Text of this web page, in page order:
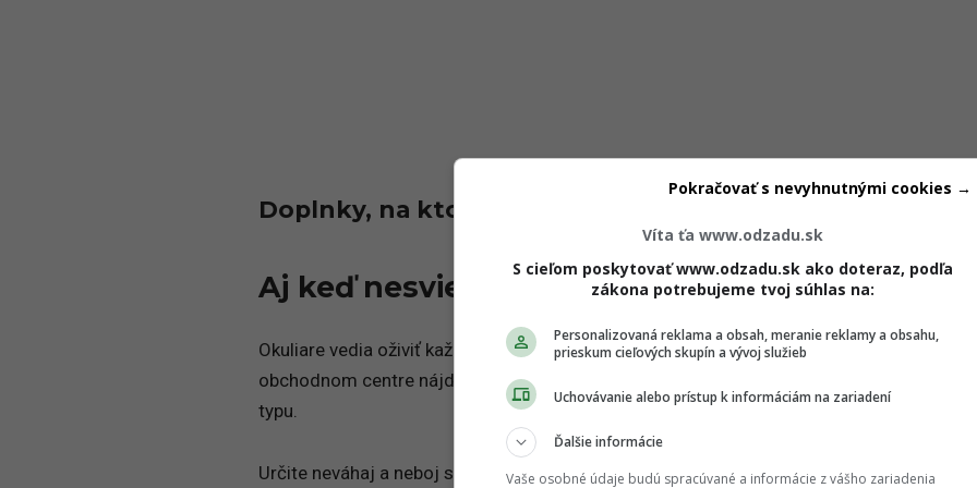
Doplnky, na ktoré by si nemala zabúdať
Aj keď nesvieti slnko
Okuliare vedia oživiť každý outfit, či svieti slnko, alebo nie. V dnešnej dobe v každom
obchodnom centre nájdeme kamennú predajňu, v ktorej majú stojan plný okuliarov
typu.
Určite neváhaj a neboj sa kúpiťokuliare rozdielneho tvaru a farby. Mohutné okuliare,
Víta ťa www.odzadu.sk
S cieľom poskytovať www.odzadu.sk ako doteraz, podľa
zákona potrebujeme tvoj súhlas na:
Personalizovaná reklama a obsah, meranie reklamy a obsahu,
prieskum cieľových skupín a vývoj služieb
Uchovávanie alebo prístup k informáciám na zariadení
Ďalšie informácie
Vaše osobné údaje budú spracúvané a informácie z vášho zariadenia
Pokračovať s nevyhnutnými cookies →